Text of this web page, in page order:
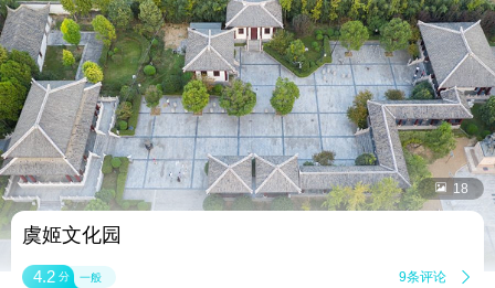
 18
虞姬文化园
4.2 分 一般 9条评论 
